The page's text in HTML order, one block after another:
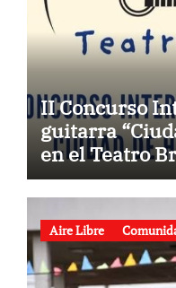
II Concurso
guitarra
en el Teatro
Aire Libre